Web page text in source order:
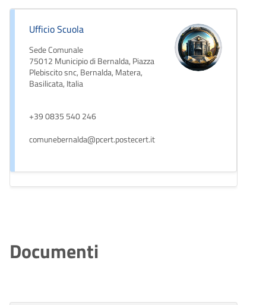
Ufficio Scuola
Sede Comunale
75012 Municipio di Bernalda, Piazza
Plebiscito snc, Bernalda, Matera,
Basilicata, Italia
+39 0835 540 246
comunebernalda@pcert.postecert.it
Documenti